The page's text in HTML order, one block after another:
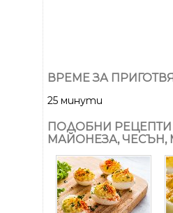
ВРЕМЕ ЗА
25 минути
ПОДОБНИ
МАЙОНЕЗА,